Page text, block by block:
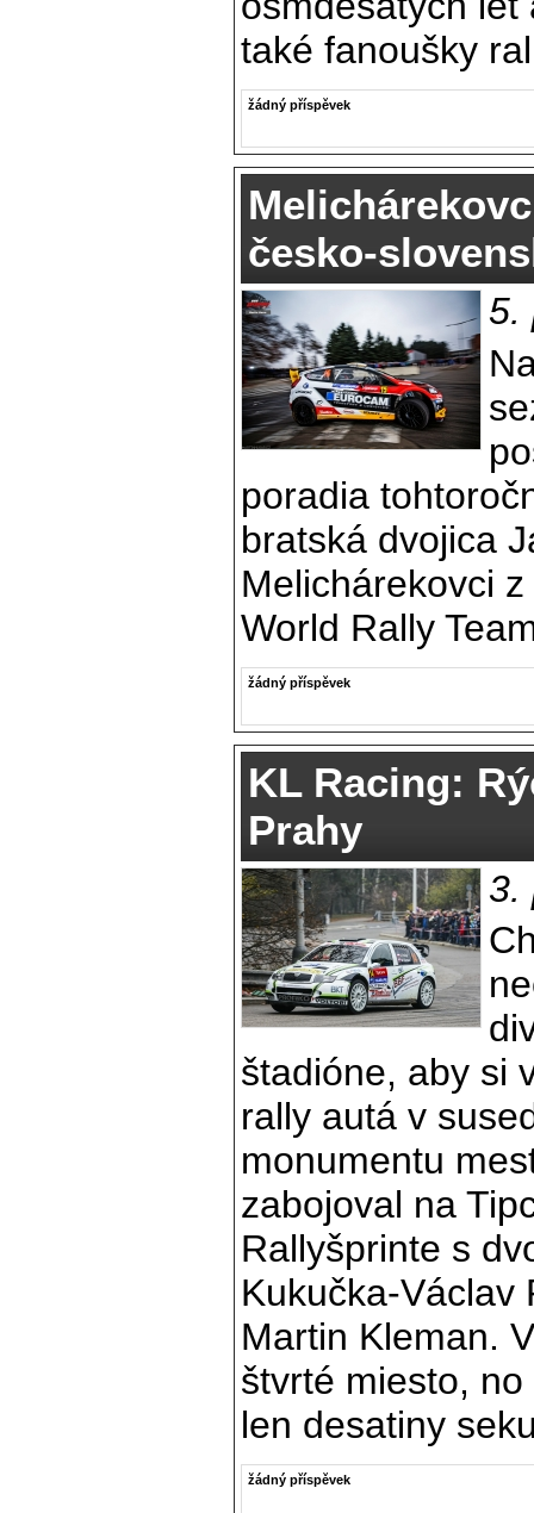
také fanoušky
žádný příspěvek
česko-
5.
poradia
bratská dvojica
Melichárekovci
World Rally
žádný příspěvek
KL Racing:
Prahy
3.
štadióne, aby si
rally autá v
monumentu
zabojoval na
Rallyšprinte s
Kukučka-Václav
Martin Kleman.
štvrté miesto,
len desatiny
žádný příspěvek